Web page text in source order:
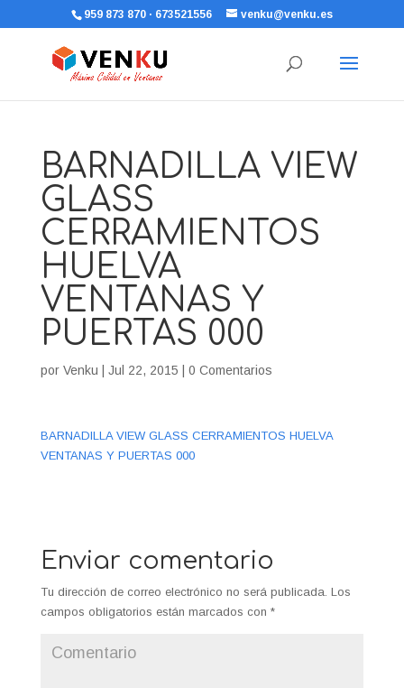
959 873 870 · 673521556 venku@venku.es
BARNADILLA VIEW
GLASS
CERRAMIENTOS
HUELVA
VENTANAS Y
PUERTAS 000
por Venku Jul 22, 2015 0 Comentarios
BARNADILLA VIEW GLASS CERRAMIENTOS HUELVA
VENTANAS Y PUERTAS 000
Enviar comentario
Tu dirección de correo electrónico no será publicada. Los
campos obligatorios están marcados con *